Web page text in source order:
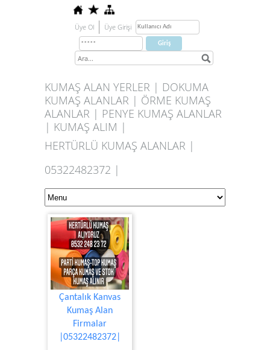
Üye Ol Üye Girişi
KUMAŞ ALAN YERLER | DOKUMA
KUMAŞ ALANLAR | ÖRME KUMAŞ
ALANLAR | PENYE KUMAŞ ALANLAR
| KUMAŞ ALIM |
HERTÜRLÜ KUMAŞ ALANLAR |
05322482372 |
Çantalık Kanvas
Kumaş Alan
Firmalar
|05322482372|